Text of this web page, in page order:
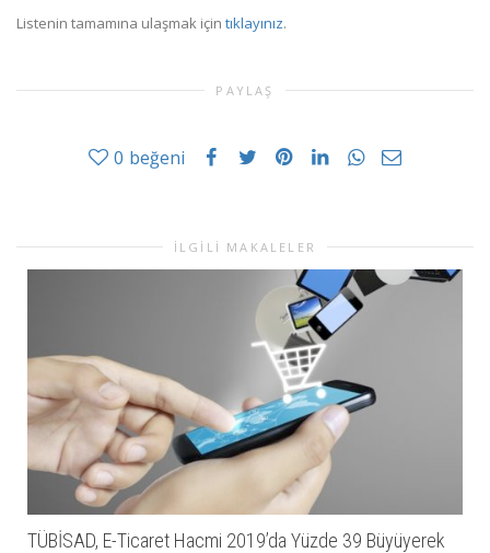
Listenin tamamına ulaşmak için tıklayınız.
PAYLAŞ
0 beğeni
İLGILI MAKALELER
TÜBİSAD, E-Ticaret Hacmi 2019’da Yüzde 39 Büyüyerek